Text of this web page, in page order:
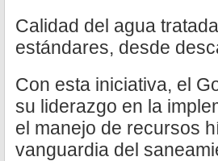
Calidad del agua
estándares, desde
Con esta iniciativa, el
su liderazgo en la
el manejo de recursos
vanguardia del